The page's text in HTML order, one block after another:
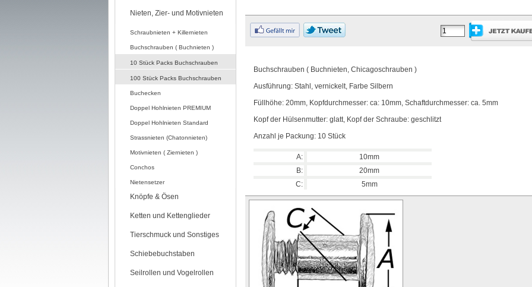
Nieten, Zier- und Motivnieten
Schraubnieten + Killernieten
Buchschrauben ( Buchnieten )
10 Stück Packs Buchschrauben
100 Stück Packs Buchschrauben
Buchecken
Doppel Hohlnieten PREMIUM
Doppel Hohlnieten Standard
Strassnieten (Chatonnieten)
Motivnieten ( Ziernieten )
Conchos
Nietensetzer
Knöpfe & Ösen
Ketten und Kettenglieder
Tierschmuck und Sonstiges
Schiebebuchstaben
Seilrollen und Vogelrollen
Buchschrauben ( Buchnieten, Chicagoschrauben )
Ausführung: Stahl, vernickelt, Farbe Silbern
Füllhöhe: 20mm, Kopfdurchmesser: ca: 10mm, Schaftdurchmesser: ca. 5mm
Kopf der Hülsenmutter: glatt, Kopf der Schraube: geschlitzt
Anzahl je Packung: 10 Stück
A:
10mm
B:
20mm
C:
5mm